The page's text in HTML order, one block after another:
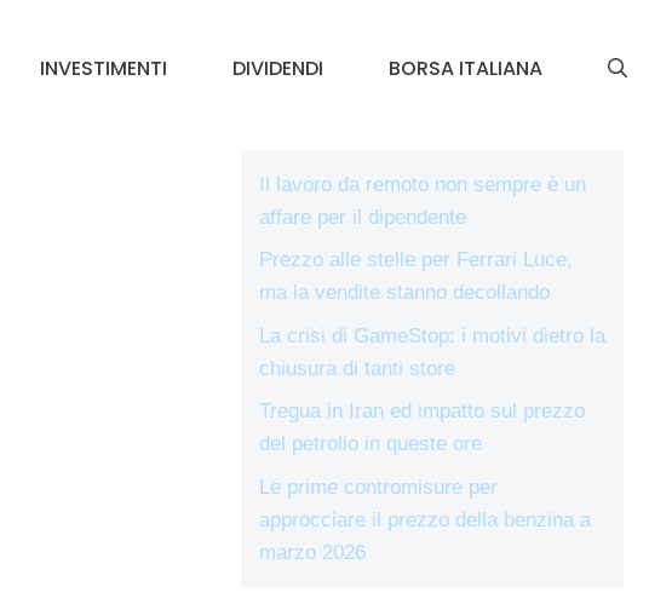
INVESTIMENTI DIVIDENDI BORSA ITALIANA
Il lavoro da remoto non sempre è un
affare per il dipendente
Prezzo alle stelle per Ferrari Luce,
ma la vendite stanno decollando
La crisi di GameStop: i motivi dietro la
chiusura di tanti store
Tregua in Iran ed impatto sul prezzo
del petrolio in queste ore
Le prime contromisure per
approcciare il prezzo della benzina a
marzo 2026